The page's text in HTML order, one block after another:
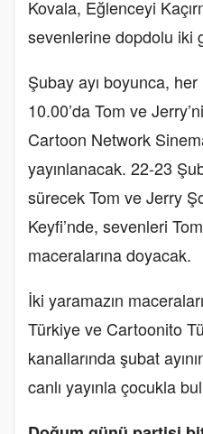
Kovala, Eğlenceyi
sevenlerine dopdolu iki
Şubay ayı boyunca,
10.00’da Tom ve
Cartoon Network
yayınlanacak. 22-23
sürecek Tom ve Jerry
Keyfi’nde, sevenleri
maceralarına doyacak.
İki yaramazın
Türkiye ve Cartoonito
kanallarında şubat
canlı yayınla çocukla